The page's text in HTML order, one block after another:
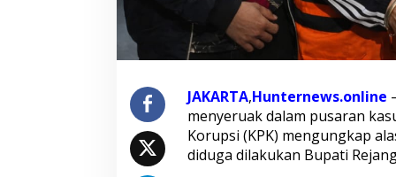
n
i
u
g
P
u
JAKARTA,Hunternews.online
menyeruak dalam pusaran
Korupsi (KPK) mengungkap
diduga dilakukan Bupati